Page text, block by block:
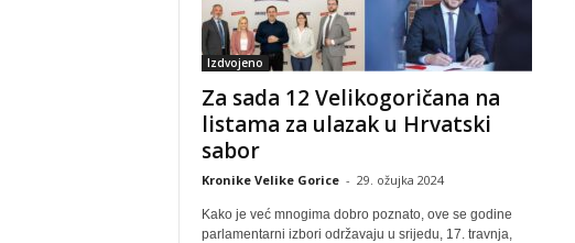
Izdvojeno
Za sada 12 Velikogoričana na
listama za ulazak u Hrvatski
sabor
Kronike Velike Gorice - 29. ožujka 2024
Kako je već mnogima dobro poznato, ove se godine
parlamentarni izbori održavaju u srijedu, 17. travnja,